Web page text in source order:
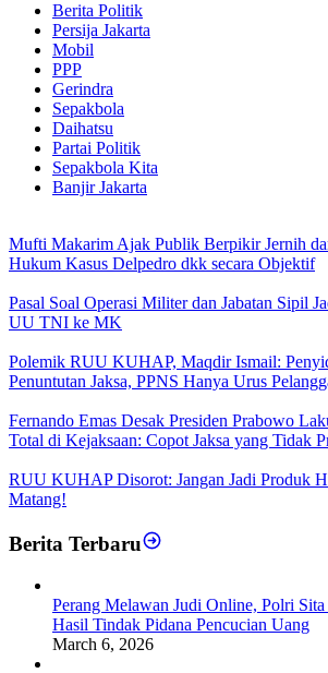
Berita Politik
Persija Jakarta
Mobil
PPP
Gerindra
Sepakbola
Daihatsu
Partai Politik
Sepakbola Kita
Banjir Jakarta
Mufti Makarim Ajak Publik Berpikir Jernih
Hukum Kasus Delpedro dkk secara Objektif
Pasal Soal Operasi Militer dan Jabatan Sipil
UU TNI ke MK
Polemik RUU KUHAP, Maqdir Ismail:
Penuntutan Jaksa, PPNS Hanya Urus
Fernando Emas Desak Presiden Prabowo
Total di Kejaksaan: Copot Jaksa yang Tidak
RUU KUHAP Disorot: Jangan Jadi Produk
Matang!
Berita Terbaru
Perang Melawan Judi Online, Polri
Hasil Tindak Pidana Pencucian Uang
March 6, 2026